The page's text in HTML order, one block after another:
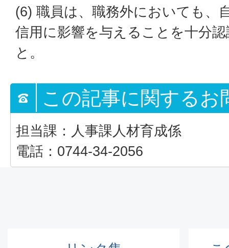
(6) 職員は、職務外においても、
信用に影響を与えることを十分
と。
この記事に関するお
担当課：人事課人材育成係
電話：0744-34-2056